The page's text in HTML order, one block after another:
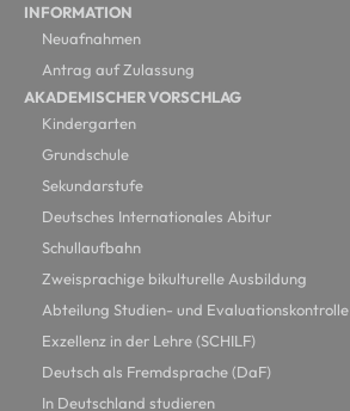
INFORMATION
Neuafnahmen
Antrag auf Zulassung
AKADEMISCHER VORSCHLAG
Kindergarten
Grundschule
Sekundarstufe
Deutsches Internationales Abitur
Schullaufbahn
Zweisprachige bikulturelle Ausbildung
Abteilung Studien- und Evaluationskontrolle
Exzellenz in der Lehre (SCHILF)
Deutsch als Fremdsprache (DaF)
In Deutschland studieren